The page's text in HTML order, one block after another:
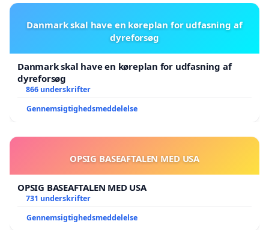
Danmark skal have en køreplan for udfasning af
dyreforsøg
Danmark skal have en køreplan for udfasning af
dyreforsøg
866 underskrifter
Gennemsigtighedsmeddelelse
OPSIG BASEAFTALEN MED USA
OPSIG BASEAFTALEN MED USA
731 underskrifter
Gennemsigtighedsmeddelelse